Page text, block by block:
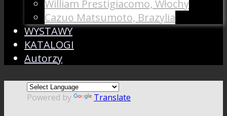
William Prestigiacomo, Włochy
Cazuo Matsumoto, Brazylia
WYSTAWY
KATALOGI
Autorzy
Powered by Translate